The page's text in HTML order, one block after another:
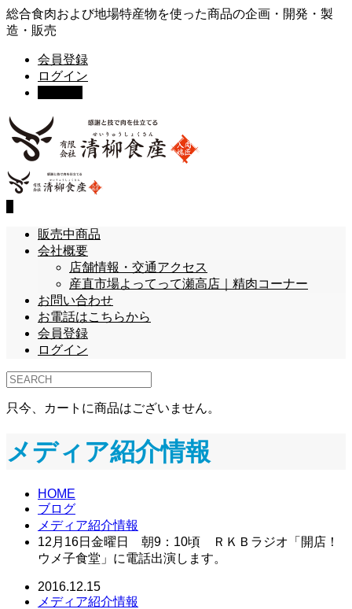
総合食肉および地場特産物を使った商品の企画・開発・製
造・販売
会員登録
ログイン
販売中商品
会社概要
店舗情報・交通アクセス
産直市場よってって瀬高店｜精肉コーナー
お問い合わせ
お電話はこちらから
会員登録
ログイン
只今、カートに商品はございません。
メディア紹介情報
HOME
ブログ
メディア紹介情報
12月16日金曜日 朝9：10頃 ＲＫＢラジオ「開店！
ウメ子食堂」に電話出演します。
2016.12.15
メディア紹介情報